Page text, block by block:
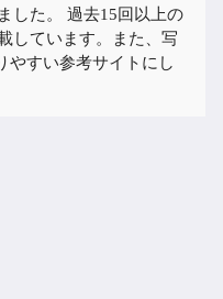
した。 過去15回以上の
しています。また、写
やすい参考サイトにし